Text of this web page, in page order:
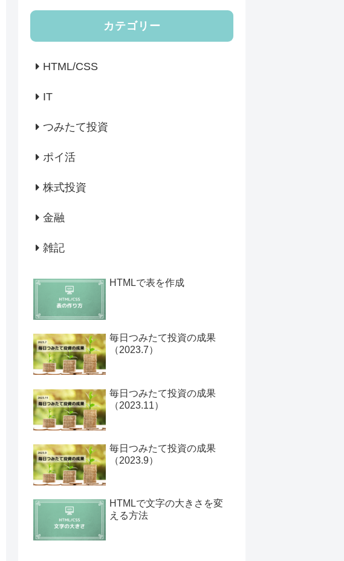
カテゴリー
HTML/CSS
IT
つみたて投資
ポイ活
株式投資
金融
雑記
HTMLで表を作成
毎日つみたて投資の成果
（2023.7）
毎日つみたて投資の成果
（2023.11）
毎日つみたて投資の成果
（2023.9）
HTMLで文字の大きさを変
える方法